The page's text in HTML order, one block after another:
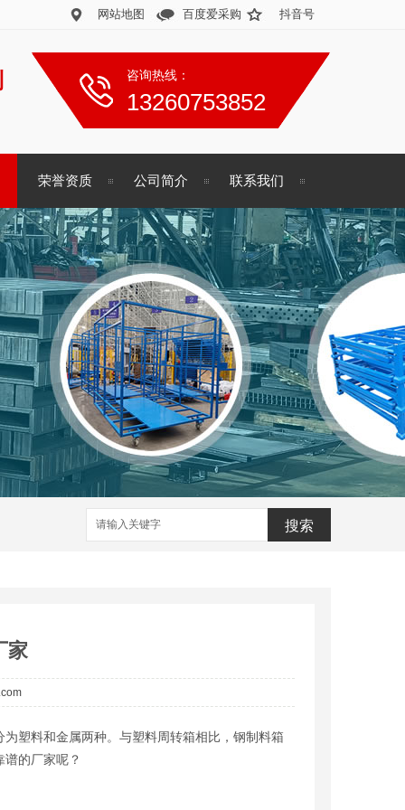
网站地图 百度爱采购 抖音号
咨询热线：
13260753852
荣誉资质 公司简介 联系我们
搜索
家
塑料和金属两种。与塑料周转箱相比，钢制料箱
的厂家呢？